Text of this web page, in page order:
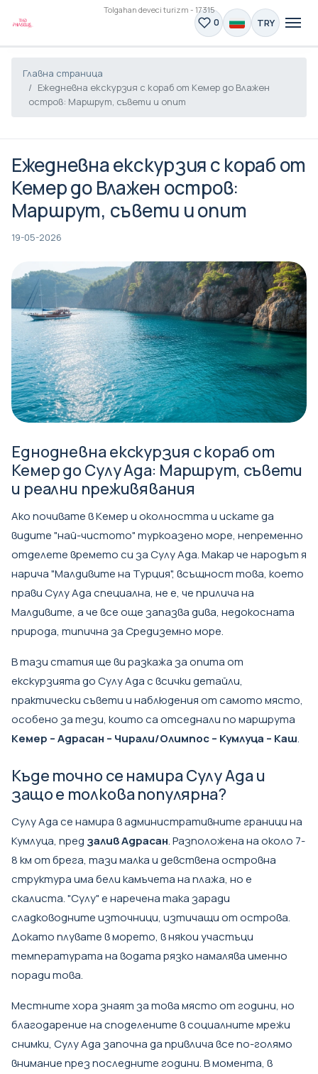
Tolgahan deveci turizm - 17315
0 TRY
Главна страница
Ежедневна екскурзия с кораб от Кемер до Влажен
остров: Маршрут, съвети и опит
Ежедневна екскурзия с кораб от
Кемер до Влажен остров:
Маршрут, съвети и опит
19-05-2026
Еднодневна екскурзия с кораб от
Кемер до Сулу Ада: Маршрут, съвети
и реални преживявания
Ако почивате в Кемер и околността и искате да
видите "най-чистото" туркоазено море, непременно
отделете времето си за Сулу Ада. Макар че народът я
нарича "Малдивите на Турция", всъщност това, което
прави Сулу Ада специална, не е, че прилича на
Малдивите, а че все още запазва дива, недокосната
природа, типична за Средиземно море.
В тази статия ще ви разкажа за опита от
екскурзията до Сулу Адас всички детайли,
практически съвети и наблюдения от самото място,
особено за тези, които са отседнали по маршрута
Кемер – Адрасан – Чирали/Олимпос – Кумлуца – Каш.
Къде точно се намира Сулу Ада и
защо е толкова популярна?
Сулу Ада се намира в административните граници на
Кумлуца, пред залив Адрасан. Разположена на около 7-
8 км от брега, тази малка и девствена островна
структура има бели камъчета на плажа, но е
скалиста. "Сулу" е наречена така заради
сладководните източници, изтичащи от острова.
Докато плувате в морето, в някои участъци
температурата на водата рязко намалява именно
поради това.
Местните хора знаят за това място от години, но
благодарение на споделените в социалните мрежи
снимки, Сулу Ада започна да привлича все по-голямо
внимание през последните години. В момента, в